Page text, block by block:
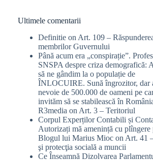
Ultimele comentarii
Definitie on Art. 109 –
membrilor Guvernului
Până acum era „conspirație”.
SNSPA despre criza demografică:
să ne gândim la o populație de
ÎNLOCUIRE. Sună îngrozitor, dar
nevoie de 500.000 de oameni pe
invităm să se stabilească în
R3media on Art. 3 – Teritoriul
Corpul Experților Contabili și
Autorizați mă amenință cu plîngere
Blogul lui Marius Mioc on Art. 41
şi protecţia socială a muncii
Ce Înseamnă Dizolvarea